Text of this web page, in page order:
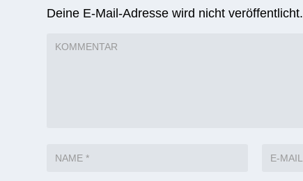
Deine E-Mail-Adresse wird nicht veröffentlicht.